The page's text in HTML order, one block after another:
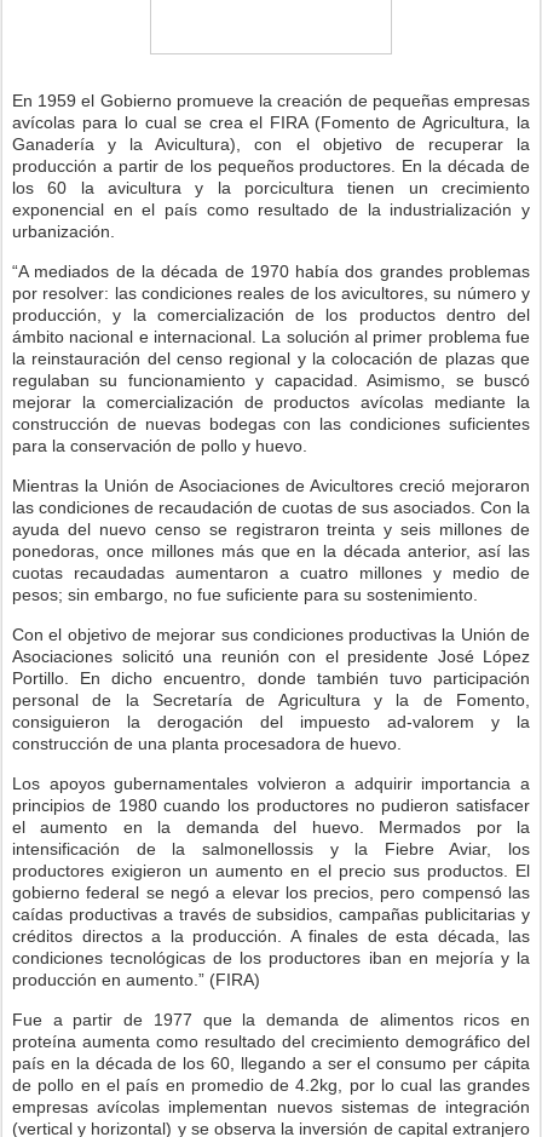
En 1959 el Gobierno promueve la creación de pequeñas empresas
avícolas para lo cual se crea el FIRA (Fomento de Agricultura, la
Ganadería y la Avicultura), con el objetivo de recuperar la
producción a partir de los pequeños productores. En la década de
los 60 la avicultura y la porcicultura tienen un crecimiento
exponencial en el país como resultado de la industrialización y
urbanización.
“A mediados de la década de 1970 había dos grandes problemas
por resolver: las condiciones reales de los avicultores, su número y
producción, y la comercialización de los productos dentro del
ámbito nacional e internacional. La solución al primer problema fue
la reinstauración del censo regional y la colocación de plazas que
regulaban su funcionamiento y capacidad. Asimismo, se buscó
mejorar la comercialización de productos avícolas mediante la
construcción de nuevas bodegas con las condiciones suficientes
para la conservación de pollo y huevo.
Mientras la Unión de Asociaciones de Avicultores creció mejoraron
las condiciones de recaudación de cuotas de sus asociados. Con la
ayuda del nuevo censo se registraron treinta y seis millones de
ponedoras, once millones más que en la década anterior, así las
cuotas recaudadas aumentaron a cuatro millones y medio de
pesos; sin embargo, no fue suficiente para su sostenimiento.
Con el objetivo de mejorar sus condiciones productivas la Unión de
Asociaciones solicitó una reunión con el presidente José López
Portillo. En dicho encuentro, donde también tuvo participación
personal de la Secretaría de Agricultura y la de Fomento,
consiguieron la derogación del impuesto ad-valorem y la
construcción de una planta procesadora de huevo.
Los apoyos gubernamentales volvieron a adquirir importancia a
principios de 1980 cuando los productores no pudieron satisfacer
el aumento en la demanda del huevo. Mermados por la
intensificación de la salmonellossis y la Fiebre Aviar, los
productores exigieron un aumento en el precio sus productos. El
gobierno federal se negó a elevar los precios, pero compensó las
caídas productivas a través de subsidios, campañas publicitarias y
créditos directos a la producción. A finales de esta década, las
condiciones tecnológicas de los productores iban en mejoría y la
producción en aumento.” (FIRA)
Fue a partir de 1977 que la demanda de alimentos ricos en
proteína aumenta como resultado del crecimiento demográfico del
país en la década de los 60, llegando a ser el consumo per cápita
de pollo en el país en promedio de 4.2kg, por lo cual las grandes
empresas avícolas implementan nuevos sistemas de integración
(vertical y horizontal) y se observa la inversión de capital extranjero